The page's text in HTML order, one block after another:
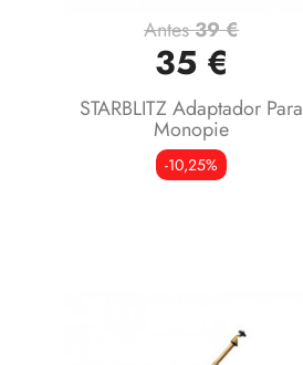
Vista rápida
Antes39 €
35 €
STARBLITZ Adaptador Para
Monopie
-10,25%